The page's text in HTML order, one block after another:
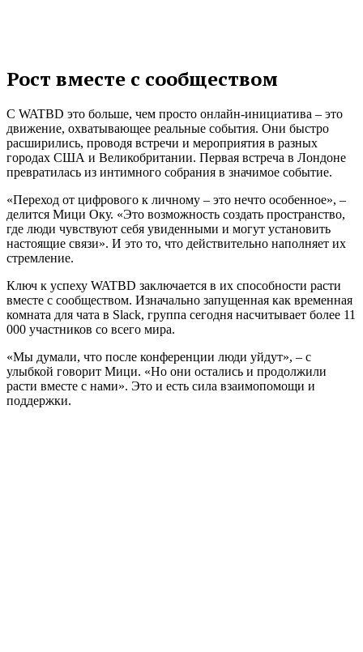
Рост вместе с сообществом
С WATBD это больше, чем просто онлайн-инициатива – это
движение, охватывающее реальные события. Они быстро
расширились, проводя встречи и мероприятия в разных
городах США и Великобритании. Первая встреча в Лондоне
превратилась из интимного собрания в значимое событие.
«Переход от цифрового к личному – это нечто особенное», –
делится Мици Оку. «Это возможность создать пространство,
где люди чувствуют себя увиденными и могут установить
настоящие связи». И это то, что действительно наполняет их
стремление.
Ключ к успеху WATBD заключается в их способности расти
вместе с сообществом. Изначально запущенная как временная
комната для чата в Slack, группа сегодня насчитывает более 11
000 участников со всего мира.
«Мы думали, что после конференции люди уйдут», – с
улыбкой говорит Мици. «Но они остались и продолжили
расти вместе с нами». Это и есть сила взаимопомощи и
поддержки.